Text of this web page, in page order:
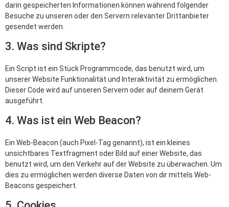
darin gespeicherten Informationen können während folgender
Besuche zu unseren oder den Servern relevanter Drittanbieter
gesendet werden.
3. Was sind Skripte?
Ein Script ist ein Stück Programmcode, das benutzt wird, um
unserer Website Funktionalität und Interaktivität zu ermöglichen.
Dieser Code wird auf unseren Servern oder auf deinem Gerät
ausgeführt.
4. Was ist ein Web Beacon?
Ein Web-Beacon (auch Pixel-Tag genannt), ist ein kleines
unsichtbares Textfragment oder Bild auf einer Website, das
benutzt wird, um den Verkehr auf der Website zu überwachen. Um
dies zu ermöglichen werden diverse Daten von dir mittels Web-
Beacons gespeichert.